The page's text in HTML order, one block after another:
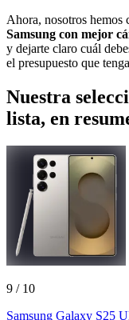
Ahora, nosotros hemos
Samsung con mejor
y dejarte claro cuál
el presupuesto que
Nuestra
lista, en
9 / 10
Samsung Galaxy S25